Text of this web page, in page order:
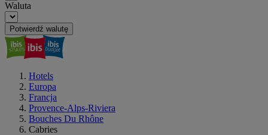
Waluta
Potwierdź walutę
Hotels
Europa
Francja
Provence-Alps-Riviera
Bouches Du Rhône
Cabries